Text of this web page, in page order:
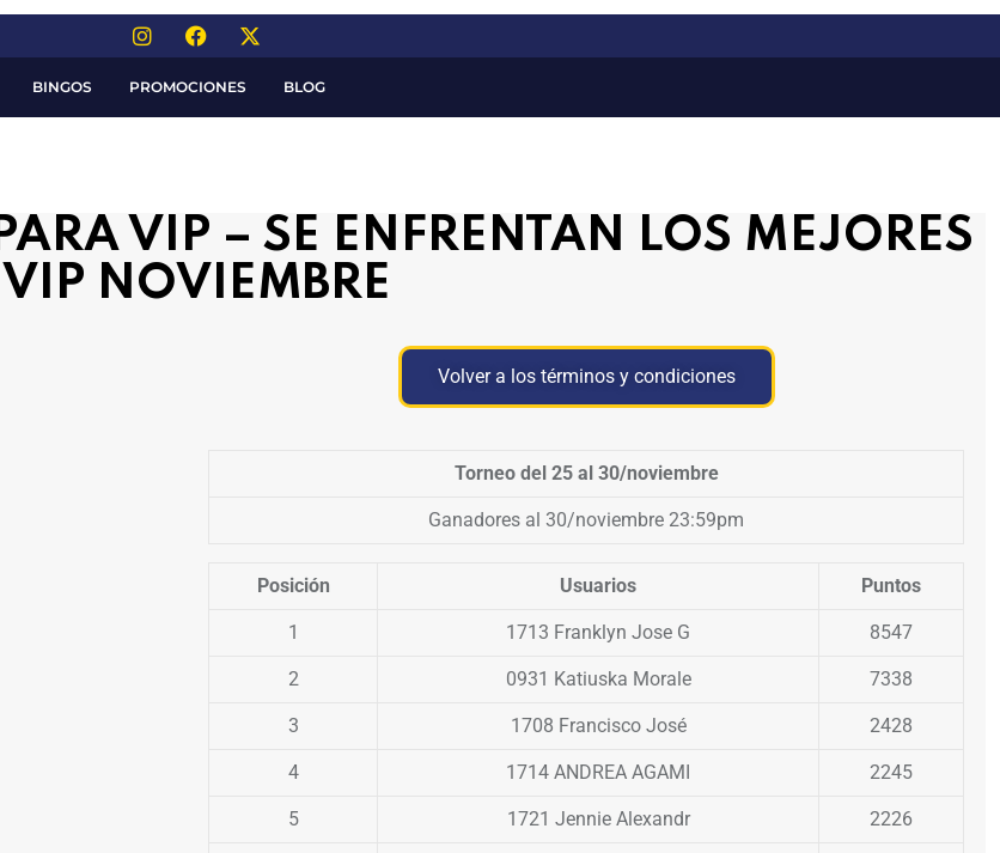
BINGOS PROMOCIONES BLOG
VIP – SE ENFRENTAN LOS MEJORES
VIP NOVIEMBRE
Volver a los términos y condiciones
Torneo del 25 al 30/noviembre
Ganadores al 30/noviembre 23:59pm
Posición Usuarios Puntos
1 1713 Franklyn Jose G 8547
2 0931 Katiuska Morale 7338
3 1708 Francisco José 2428
4 1714 ANDREA AGAMI 2245
5 1721 Jennie Alexandr 2226